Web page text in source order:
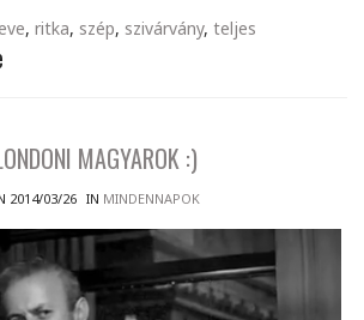
, ritka, szép, szivárvány, teljes
MAGYAROK :)
2014/03/26 IN MINDENNAPOK